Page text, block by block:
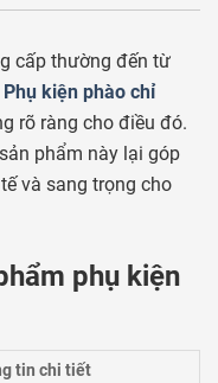
cấp thường đến từ
Phụ kiện phào chỉ
rõ ràng cho điều đó.
phẩm này lại góp
và sang trọng cho
phụ kiện
tin chi tiết